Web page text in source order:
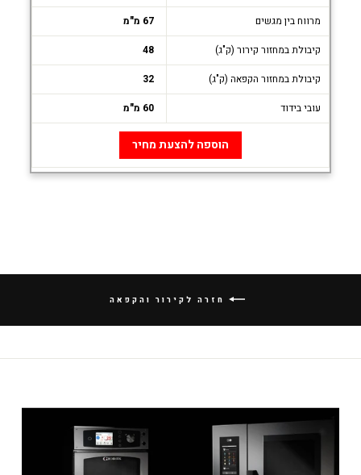
מרווח בין מגשים
67 מ"מ
קיבולת במחזור קירור (ק"ג)
48
קיבולת במחזור הקפאה (ק"ג)
32
עובי בידוד
60 מ"מ
הוספה להצעת מחיר
חזרה לקירור והקפאה